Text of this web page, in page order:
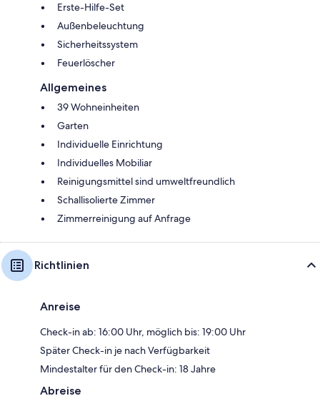
Erste-Hilfe-Set
Außenbeleuchtung
Sicherheitssystem
Feuerlöscher
Allgemeines
39 Wohneinheiten
Garten
Individuelle Einrichtung
Individuelles Mobiliar
Reinigungsmittel sind umweltfreundlich
Schallisolierte Zimmer
Zimmerreinigung auf Anfrage
Richtlinien
Anreise
Check-in ab: 16:00 Uhr, möglich bis: 19:00 Uhr
Später Check-in je nach Verfügbarkeit
Mindestalter für den Check-in: 18 Jahre
Abreise